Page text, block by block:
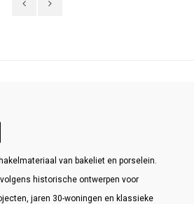
van bakeliet en porselein.
historische ontwerpen voor
jaren 30-woningen en klassieke